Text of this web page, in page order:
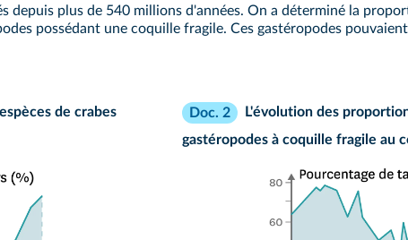
depuis plus de 540 millions d'années. On a déterminé la
possédant une coquille fragile. Ces gastéropodes
de crabes
Doc. 2
L'évolution des
gastéropodes à coquille fragile au